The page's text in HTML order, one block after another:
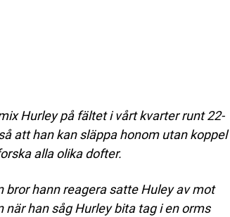
Hurley på fältet i vårt kvarter runt 22-
att han kan släppa honom utan koppel
alla olika dofter.
bror hann reagera satte Huley av mot
han såg Hurley bita tag i en orms